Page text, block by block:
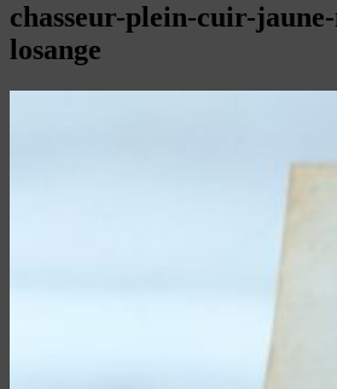
chasseur-plein-cuir-
losange